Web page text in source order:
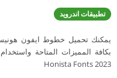
تطبيقات اندرويد
يمكنك تحميل خطوط ايفون
بكافة المميزات المتاحة
Honista Fonts 2023